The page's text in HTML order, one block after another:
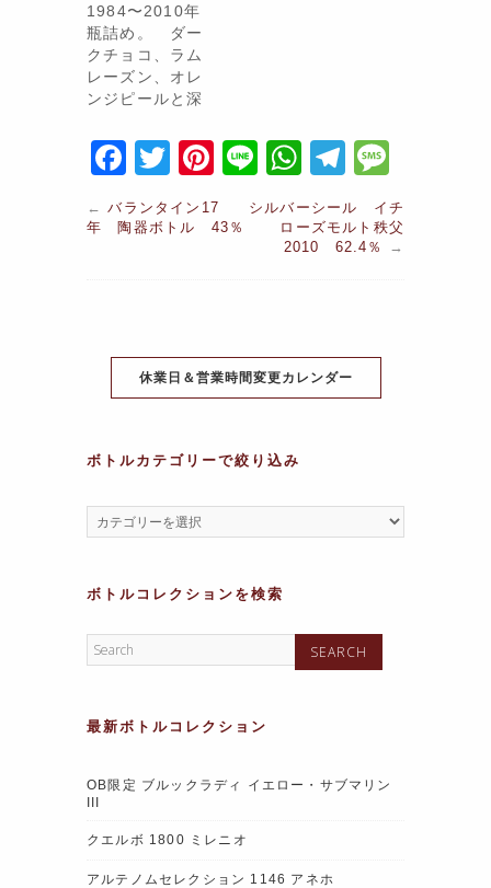
1984〜2010年
瓶詰め。 ダー
クチョコ、ラム
レーズン、オレ
ンジピールと深
土質の重さ…
F
a
c
o
k
T
w
itt
Pi
nt
er
Li
n
W
h
at
s
p
T
el
e
gr
e
s
s
←バランタイン17
年 陶器ボトル 43％
シルバーシール イチ
ローズモルト秩父
2010 62.4％
→
休業日＆営業時間変更カレンダー
ボトルカテゴリーで絞り込み
ボトルコレクションを検索
最新ボトルコレクション
OB限定 ブルックラディ イエロー・サブマリン
クエルボ 1800 ミレニオ
アルテノムセレクション 1146 アネホ